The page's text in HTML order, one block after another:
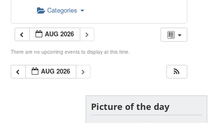
Categories
AUG 2026
There are no upcoming events to display at this time.
AUG 2026
Picture of the day